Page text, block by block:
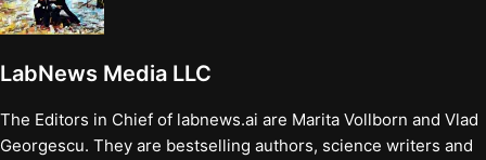
LabNews Media LLC
The Editors in Chief of labnews.ai are Marita Vollborn and Vlad
Georgescu. They are bestselling authors, science writers and